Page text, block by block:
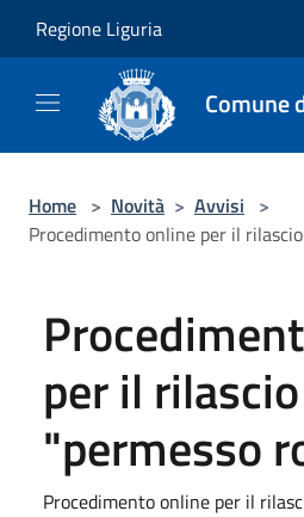
Regione Liguria
Comune
Home > Novità > Avvisi >
Procedimento online per il
per il
"permesso
Procedimento online per il